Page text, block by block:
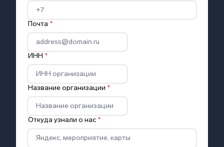
Почта *
ИНН *
Название организации *
Откуда узнали о нас *